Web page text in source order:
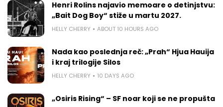
Henri Rolins najavio memoare o detinjstvu:
„Bait Dog Boy“ stiže u martu 2027.
HELLY CHERRY ABOUT 10 HOURS AGO
Nada kao poslednja reč: „Prah“ Hjua Hauija
i kraj trilogije Silos
HELLY CHERRY 10 DAYS AGO
„Osiris Rising“ – SF noar koji se ne propušta